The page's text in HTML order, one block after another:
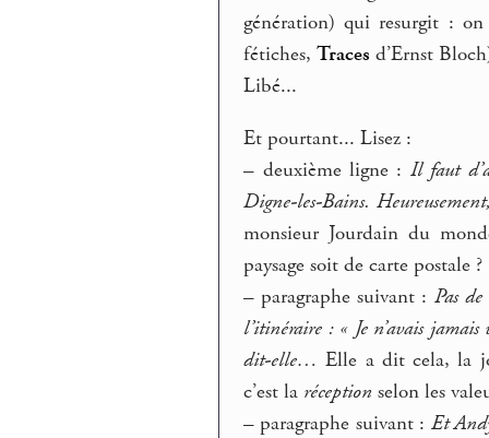
génération) qui resurgit :
fétiches,Traces d’Ernst
Libé...
Et pourtant... Lisez :
– deuxième ligne : Il faut
Digne-les-Bains.
monsieur Jourdain du
paysage soit de carte postale ?
– paragraphe suivant : Pas
l’itinéraire : « Je n’avais
dit-elle… Elle a dit cela, la
c’est la réception selon les
– paragraphe suivant : Et